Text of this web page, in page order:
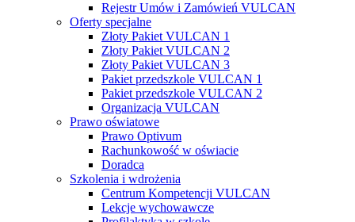
Rejestr Umów i Zamówień VULCAN
Oferty specjalne
Złoty Pakiet VULCAN 1
Złoty Pakiet VULCAN 2
Złoty Pakiet VULCAN 3
Pakiet przedszkole VULCAN 1
Pakiet przedszkole VULCAN 2
Organizacja VULCAN
Prawo oświatowe
Prawo Optivum
Rachunkowość w oświacie
Doradca
Szkolenia i wdrożenia
Centrum Kompetencji VULCAN
Lekcje wychowawcze